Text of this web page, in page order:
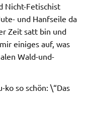
Nicht-Fetischist
und Hanfseile da
Zeit satt bin und
einiges auf, was
Wald-und-
ko so schön: \“Das